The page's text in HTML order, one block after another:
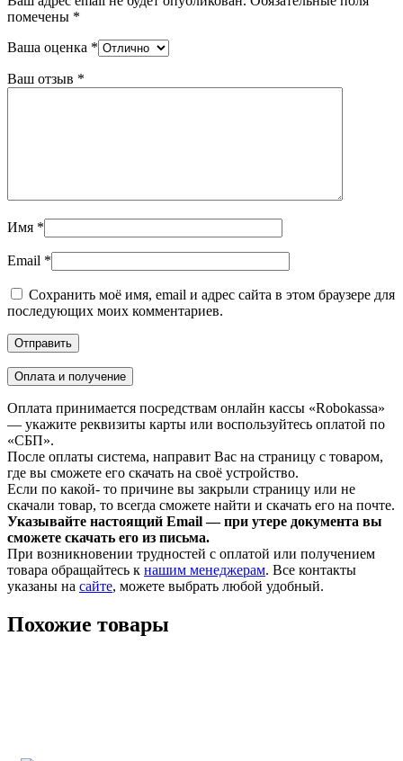
помечены *
Ваша оценка *
Ваш отзыв *
Имя *
Email *
Сохранить моё имя, email и адрес сайта в этом браузере для
последующих моих комментариев.
Оплата и получение
Оплата принимается посредствам онлайн кассы «Robokassa»
— укажите реквизиты карты или воспользуйтесь оплатой по
«СБП».
После оплаты система, направит Вас на страницу с товаром,
где вы сможете его скачать на своё устройство.
Если по какой- то причине вы закрыли страницу или не
скачали товар, то всегда сможете найти и скачать его на почте.
Указывайте настоящий Email — при утере документа вы
сможете скачать его из письма.
При возникновении трудностей с оплатой или получением
товара обращайтесь к нашим менеджерам. Все контакты
указаны на сайте, можете выбрать любой удобный.
Похожие товары